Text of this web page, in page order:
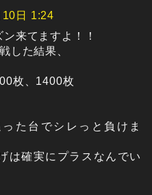
日 1:24
来てますよ！！
した結果、
枚、1400枚
た台でシレっと負けま
は確実にプラスなんでい